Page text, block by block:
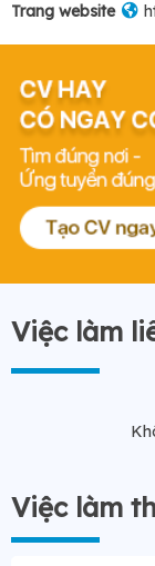
Trang website
Việc làm
Việc làm